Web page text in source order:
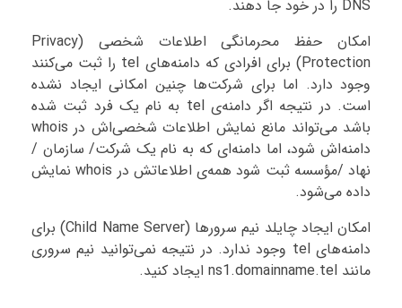
DNS را در خود جا دهند.
امکان حفظ محرمانگی اطلاعات شخصی (Privacy
Protection) برای افرادی که دامنه‌های tel را ثبت می‌کنند
وجود دارد. اما برای شرکت‌ها چنین امکانی ایجاد نشده
است. در نتیجه اگر دامنه‌ی tel به نام یک فرد ثبت شده
باشد می‌تواند مانع نمایش اطلاعات شخصی‌اش در whois
دامنه‌اش شود، اما دامنه‌ای که به نام یک شرکت/ سازمان /
نهاد /مؤسسه ثبت شود همه‌ی اطلاعاتش در whois نمایش
داده می‌شود.
امکان ایجاد چایلد نیم سرورها (Child Name Server) برای
دامنه‌های tel وجود ندارد. در نتیجه نمی‌توانید نیم سروری
مانند ns1.domainname.tel ایجاد کنید.